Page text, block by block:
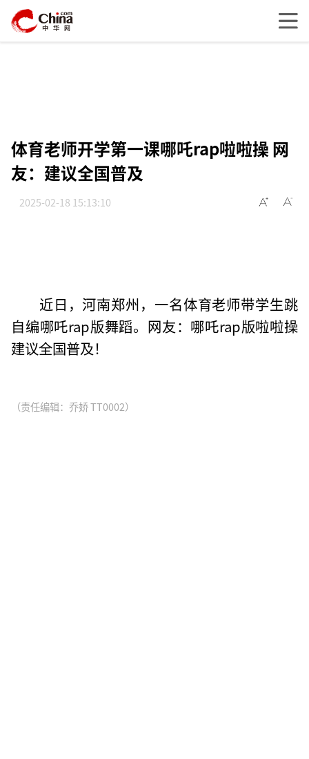
体育老师开学第一课哪吒rap啦啦操 网
友：建议全国普及
2025-02-18 15:13:10
近日，河南郑州，一名体育老师带学生跳
自编哪吒rap版舞蹈。网友：哪吒rap版啦啦操
建议全国普及！
（责任编辑：乔娇 TT0002）